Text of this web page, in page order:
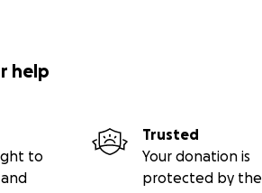
help
to
Trusted
Your donation is
protected by the